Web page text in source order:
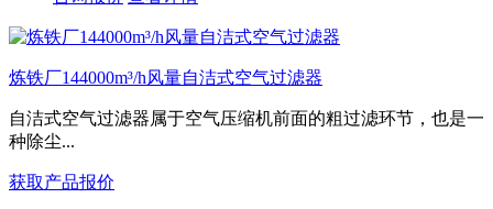
炼铁厂144000m³/h风量自洁式空气过滤器
自洁式空气过滤器属于空气压缩机前面的粗过滤环节，也是一
种除尘...
获取产品报价